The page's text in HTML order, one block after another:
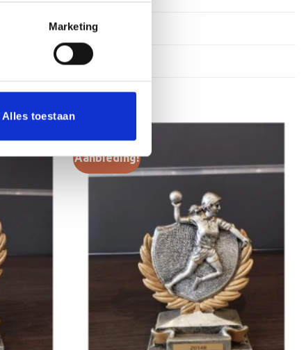
Marketing
Alles toestaan
aan
Aanbieding!